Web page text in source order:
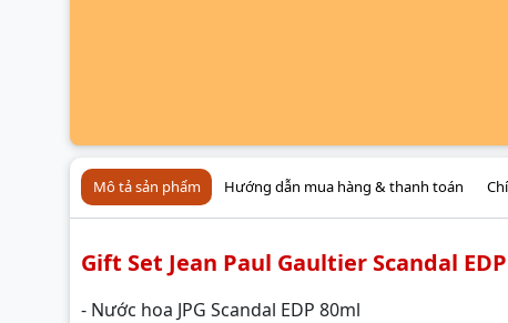
Mô tả sản phẩm Hướng dẫn mua hàng & thanh toán
Gift Set Jean Paul Gaultier Scandal
- Nước hoa JPG Scandal EDP 80ml